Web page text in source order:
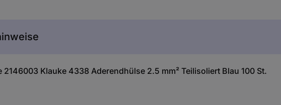
Klauke 4338 Aderendhülse 2.5 mm² Teilisoliert Blau 100 St.